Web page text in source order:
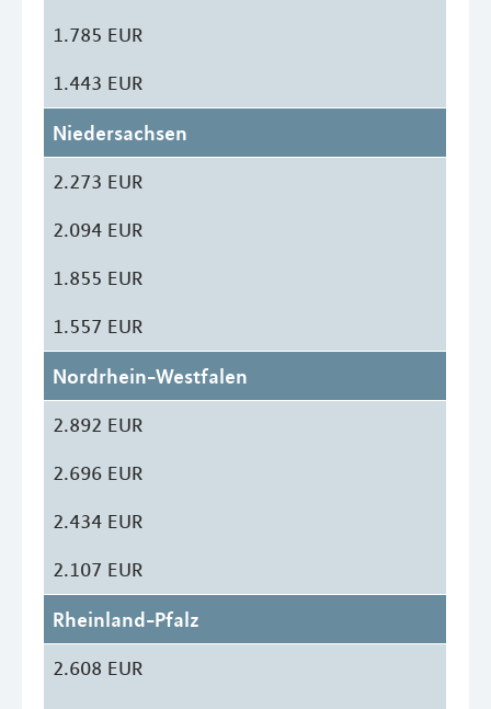
1.785 EUR
1.443 EUR
Niedersachsen
2.273 EUR
2.094 EUR
1.855 EUR
1.557 EUR
Nordrhein-Westfalen
2.892 EUR
2.696 EUR
2.434 EUR
2.107 EUR
Rheinland-Pfalz
2.608 EUR